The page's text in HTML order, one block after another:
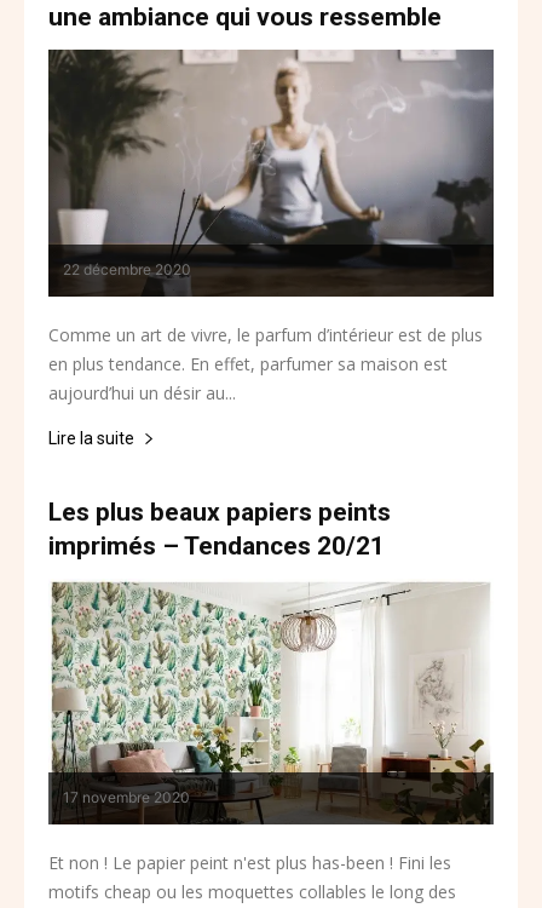
une ambiance qui vous ressemble
22 décembre 2020
Comme un art de vivre, le parfum d’intérieur est de plus
en plus tendance. En effet, parfumer sa maison est
aujourd’hui un désir au...
Lire la suite
Les plus beaux papiers peints
imprimés – Tendances 20/21
17 novembre 2020
Et non ! Le papier peint n'est plus has-been ! Fini les
motifs cheap ou les moquettes collables le long des